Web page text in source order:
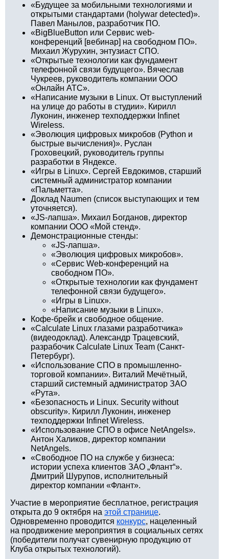
«Будущее за мобильными технологиями и
открытыми стандартами (holywar detected)».
Павел Манылов, разработчик ПО.
«BigBlueButton или Сервис web-
конференций [вебинар] на свободном ПО».
Михаил Журухин, энтузиаст СПО.
«Открытые технологии как фундамент
телефонной связи будущего». Вячеслав
Чукреев, руководитель компании ООО
«Онлайн АТС».
«Написание музыки в Linux. От выступлений
на улице до работы в студии». Кирилл
Луконин, инженер техподдержки Infinet
Wireless.
«Эволюция цифровых микробов (Python и
быстрые вычисления)». Руслан
Гроховецкий, руководитель группы
разработки в Яндексе.
«Игры в Linux». Сергей Евдокимов, старший
системный администратор компании
«Пальметта».
Доклад Naumen (список выступающих и тем
уточняется).
«JS-лапша». Михаил Богданов, директор
компании ООО «Мой стенд».
Демонстрационные стенды:
«JS-лапша».
«Эволюция цифровых микробов».
«Сервис Web-конференций на
свободном ПО».
«Открытые технологии как фундамент
телефонной связи будущего».
«Игры в Linux».
«Написание музыки в Linux».
Кофе-брейк и свободное общение.
«Calculate Linux глазами разработчика»
(видеодоклад). Александр Трацевский,
разрабочик Calculate Linux Team (Санкт-
Петербург).
«Использование СПО в промышленно-
торговой компании». Виталий Мечётный,
старший системный администратор ЗАО
«Рута».
«Безопасность и Linux. Security without
obscurity». Кирилл Луконин, инженер
техподдержки Infinet Wireless.
«Использование СПО в офисе NetAngels».
Антон Халиков, директор компании
NetAngels.
«Свободное ПО на службе у бизнеса:
истории успеха клиентов ЗАО „Флант“».
Дмитрий Шурупов, исполнительный
директор компании «Флант».
Участие в мероприятие бесплатное, регистрация
открыта до 9 октября на этой странице.
Одновременно проводится конкурс, нацеленный
на продвижение мероприятия в социальных сетях
(победители получат сувенирную продукцию от
Клуба открытых технологий).